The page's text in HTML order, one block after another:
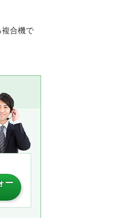
複合機で
ー